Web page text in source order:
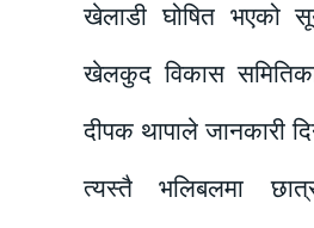
खेलाडी घोषित भएको
खेलकुद विकास
दीपक थापाले जानकारी
त्यस्तै भलिबलमा